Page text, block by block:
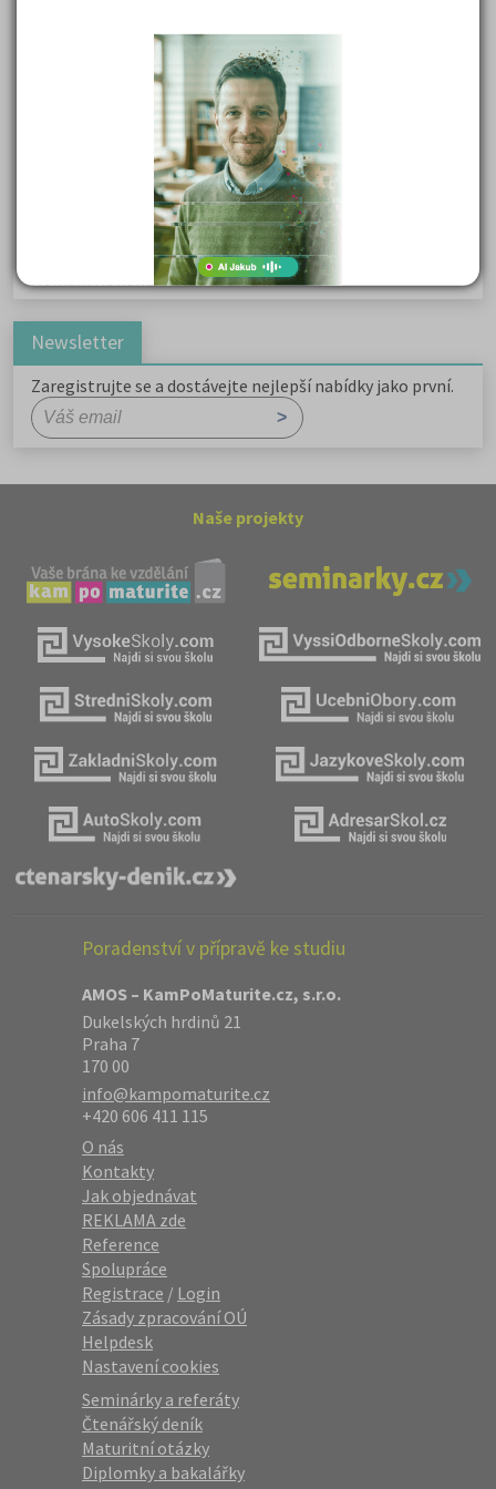
Kritika hry M. L. King v Salesiánském divadle
Důležité reakce organických sloučenin a jejich význam
Zákonitosti v elektronové struktuře
Základní charakteristiky obyvatelstva a geografie sídel
Karel Hynek Mácha: Máj
Karel Havlíček Borovský: Tyrolské elegie
Romain Rolland: Petr a Lucie
Newsletter
Zaregistrujte se a dostávejte nejlepší nabídky jako první.
Naše projekty
Poradenství v přípravě ke studiu
AMOS – KamPoMaturite.cz, s.r.o.
Dukelských hrdinů 21
Praha 7
170 00
info@kampomaturite.cz
+420 606 411 115
O nás
Kontakty
Jak objednávat
REKLAMA zde
Reference
Spolupráce
Registrace / Login
Zásady zpracování OÚ
Helpdesk
Nastavení cookies
Seminárky a referáty
Čtenářský deník
Maturitní otázky
Diplomky a bakalářky